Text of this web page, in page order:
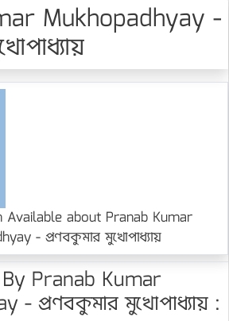
Mukhopadhyay -
about Pranab Kumar
- প্রণবকুমার মুখোপাধ্যায়
Pranab Kumar
- প্রণবকুমার মুখোপাধ্যায় :